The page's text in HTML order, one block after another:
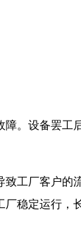
。设备罢
工厂客户
稳定运行，